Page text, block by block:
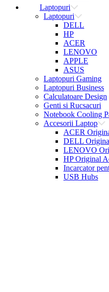
Laptopuri
Laptopuri
DELL
HP
ACER
LENOVO
APPLE
ASUS
Laptopuri Gaming
Laptopuri Business
Calculatoare Design
Genti si Rucsacuri
Notebook Cooling
Accesorii Laptop
ACER
DELL
LENOVO
HP Original
Incarcator
USB Hubs